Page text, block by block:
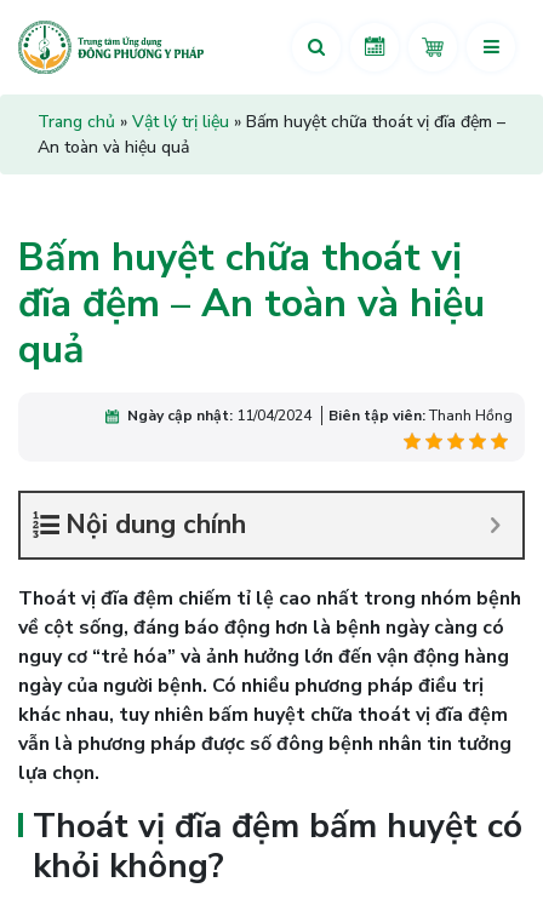
Trang chủ » Vật lý trị liệu » Bấm huyệt chữa thoát vị đĩa đệm –
An toàn và hiệu quả
Bấm huyệt chữa thoát vị
đĩa đệm – An toàn và hiệu
quả
Ngày cập nhật: 11/04/2024 Biên tập viên:Thanh Hồng
Nội dung chính
Thoát vị đĩa đệm chiếm tỉ lệ cao nhất trong nhóm bệnh
về cột sống, đáng báo động hơn là bệnh ngày càng có
nguy cơ “trẻ hóa” và ảnh hưởng lớn đến vận động hàng
ngày của người bệnh. Có nhiều phương pháp điều trị
khác nhau, tuy nhiên bấm huyệt chữa thoát vị đĩa đệm
vẫn là phương pháp được số đông bệnh nhân tin tưởng
lựa chọn.
Thoát vị đĩa đệm bấm huyệt có
khỏi không?